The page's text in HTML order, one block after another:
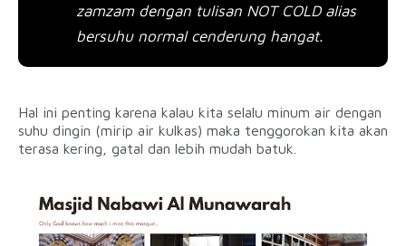
zamzam dengan tulisan NOT COLD alias
bersuhu normal cenderung hangat.
Hal ini penting karena kalau kita selalu minum air dengan
suhu dingin (mirip air kulkas) maka tenggorokan kita akan
terasa kering, gatal dan lebih mudah batuk.